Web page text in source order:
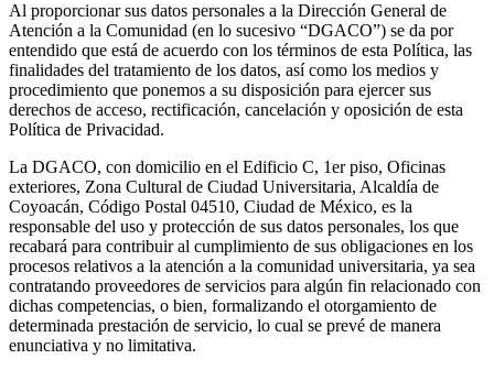
Al proporcionar sus datos personales a la Dirección General de
Atención a la Comunidad (en lo sucesivo “DGACO”) se da por
entendido que está de acuerdo con los términos de esta Política, las
finalidades del tratamiento de los datos, así como los medios y
procedimiento que ponemos a su disposición para ejercer sus
derechos de acceso, rectificación, cancelación y oposición de esta
Política de Privacidad.
La DGACO, con domicilio en el Edificio C, 1er piso, Oficinas
exteriores, Zona Cultural de Ciudad Universitaria, Alcaldía de
Coyoacán, Código Postal 04510, Ciudad de México, es la
responsable del uso y protección de sus datos personales, los que
recabará para contribuir al cumplimiento de sus obligaciones en los
procesos relativos a la atención a la comunidad universitaria, ya sea
contratando proveedores de servicios para algún fin relacionado con
dichas competencias, o bien, formalizando el otorgamiento de
determinada prestación de servicio, lo cual se prevé de manera
enunciativa y no limitativa.